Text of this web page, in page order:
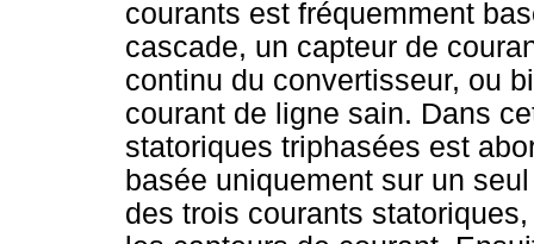
courants est fréquemment
cascade, un capteur de
continu du convertisseur, ou
courant de ligne sain. Dans
statoriques triphasées est
basée uniquement sur un
des trois courants